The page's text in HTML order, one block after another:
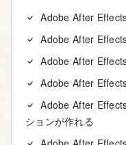
Adobe After
Adobe After
Adobe After
Adobe After
Adobe After
ションが作れる